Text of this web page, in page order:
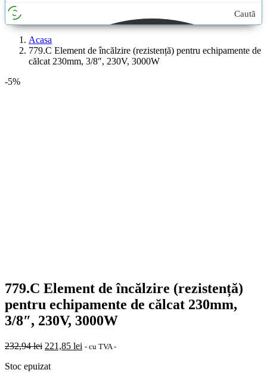
Caută
Acasa
779.C Element de încălzire (rezistență) pentru echipamente de
călcat 230mm, 3/8″, 230V, 3000W
-5%
779.C Element de încălzire (rezistență)
pentru echipamente de călcat 230mm,
3/8″, 230V, 3000W
232,94lei Prețul
a
221,85 lei Prețul
- cu TVA -
Stoc epuizat